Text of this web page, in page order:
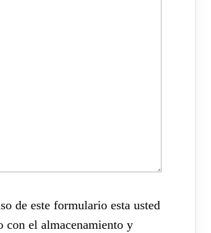
de este formulario esta usted
con el almacenamiento y